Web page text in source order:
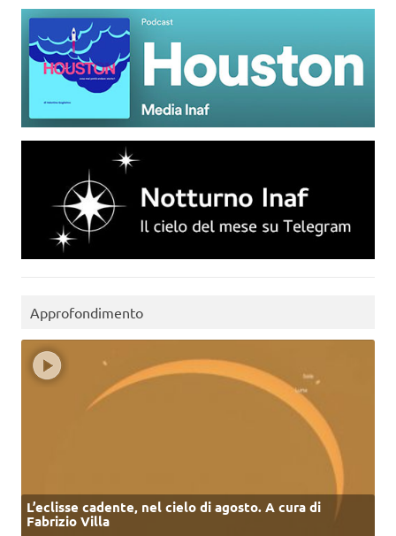
Approfondimento
L’eclisse cadente, nel cielo di agosto. A cura di
Fabrizio Villa